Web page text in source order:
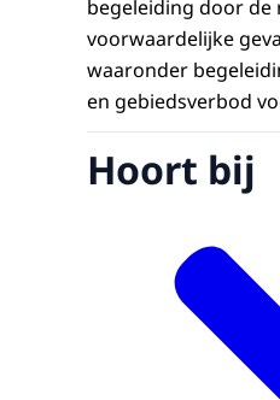
begeleiding door de
voorwaardelijke
waaronder
en gebiedsverbod
Hoort bij